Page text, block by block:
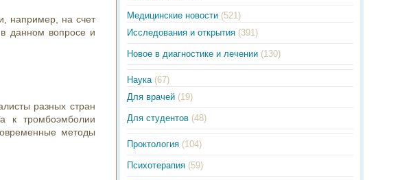
например, на счет
данном вопросе и
разных стран
к тромбоэмболии
методы
Медицинские новости (521)
Исследования и открытия (391)
Новое в диагностике и лечении (130)
Наука (67)
Для врачей (19)
Для студентов (48)
Проктология (104)
Психотерапия (59)